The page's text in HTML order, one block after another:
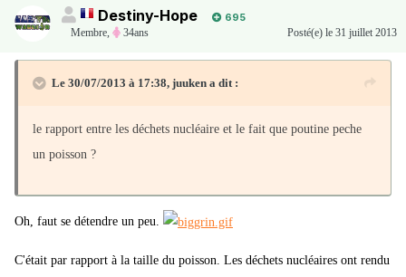
Destiny-Hope
695
Membre, 34ans Posté(e) le 31 juillet 2013
Le 30/07/2013 à 17:38, juuken a dit :
le rapport entre les déchets nucléaire et le fait que poutine peche
un poisson ?
Oh, faut se détendre un peu.
C'était par rapport à la taille du poisson. Les déchets nucléaires ont rendu